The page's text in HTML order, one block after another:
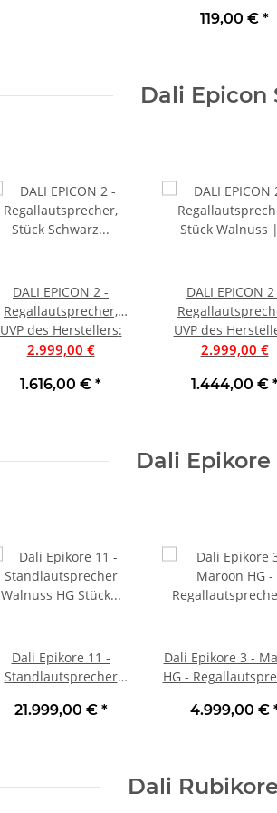
119,00 € *
Dali Epicon
DALI EPICON 2 -
Regallautsprecher,
Stück Schwarz Matt |
Neu
UVP des Herstellers:
2.999,00 €
1.616,00 € *
DALI EPICON 2
Stück
Auspackware, wie
UVP des
2.999,00 €
1.444,00 €
Dali Epikore
Dali Epikore 11 -
Standlautsprecher
Neu
21.999,00 € *
Dali Epikore 3 -
HG -
4.999,00 €
Dali